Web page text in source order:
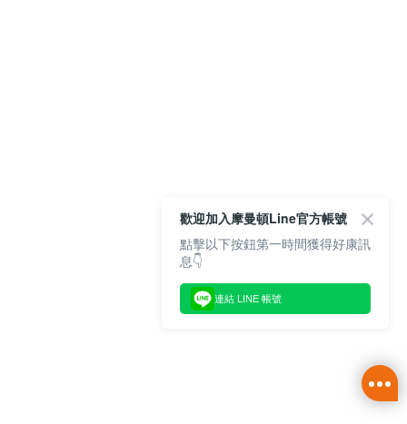
歡迎加入摩曼頓Line官方帳號
點擊以下按鈕第一時間獲得好康訊
息👇
連結 LINE 帳號